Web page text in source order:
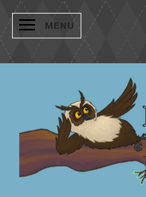
SKIFTE NAVIGATION
MENU